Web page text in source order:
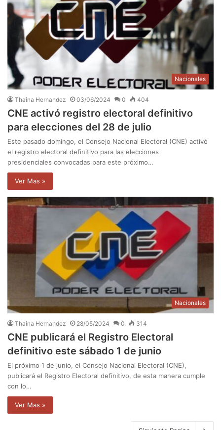
Nacionales
Thaina Hernandez 03/06/2024 0 404
CNE activó registro electoral definitivo
para elecciones del 28 de julio
Este pasado domingo, el Consejo Nacional Electoral (CNE) activó
el registro electoral definitivo para las elecciones
presidenciales convocadas para este próximo…
Ver Mas »
Nacionales
Thaina Hernandez 28/05/2024 0 314
CNE publicará el Registro Electoral
definitivo este sábado 1 de junio
El próximo 1 de junio, el Consejo Nacional Electoral (CNE),
publicará el Registro Electoral definitivo, de esta manera cumple
con lo…
Ver Mas »